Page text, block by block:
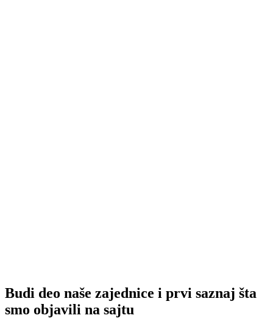
Budi deo naše zajednice i prvi saznaj šta
smo objavili na sajtu